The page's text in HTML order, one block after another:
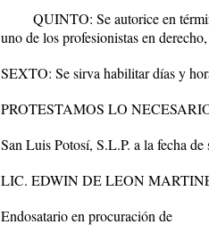
QUINTO: Se autorice en
uno de los profesionistas en
SEXTO: Se sirva habilitar días y
PROTESTAMOS LO
San Luis Potosí, S.L.P. a la fecha de
LIC. EDWIN DE LEON
Endosatario en procuración de